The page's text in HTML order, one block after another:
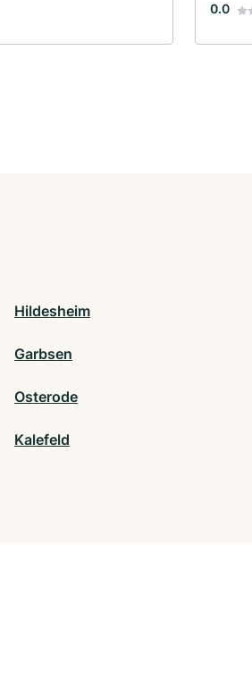
0.0
Hildesheim
Garbsen
Osterode
Kalefeld